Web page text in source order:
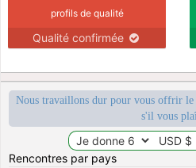
profils de qualité
Qualité confirmée
Nous travaillons dur pour vous offrir le
s'il vous
Rencontres par pays